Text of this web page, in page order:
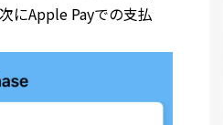
にApple Payでの支払